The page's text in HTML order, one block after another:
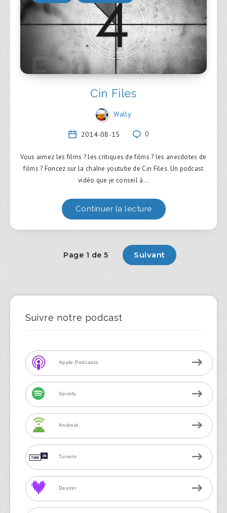
Cin Files
Wally
2014-08-15 0
Vous aimez les films ? les critiques de films ? les anecdotes de
films ? Foncez sur la chaîne youtube de Cin Files. Un podcast
vidéo que je conseil à…
Continuer la lecture
Page 1 de 5 Suivant
Suivre notre podcast
Apple Podcasts
Spotify
Android
TuneIn
Deezer